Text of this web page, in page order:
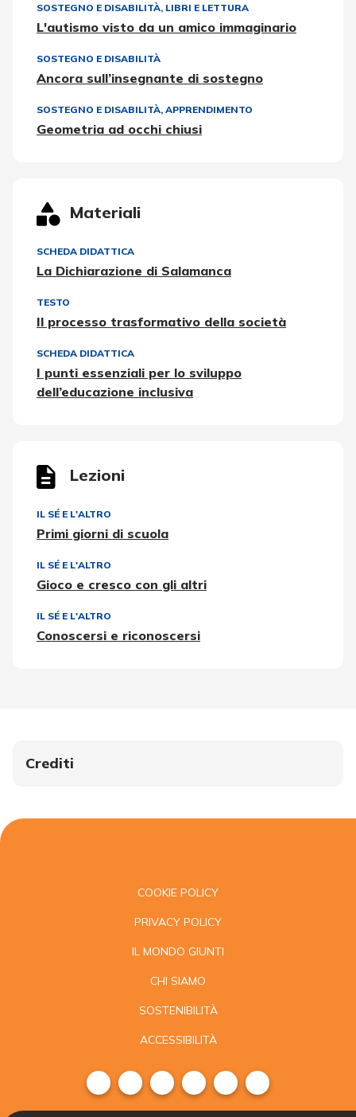
SOSTEGNO E DISABILITÀ, LIBRI E LETTURA
L'autismo visto da un amico immaginario
SOSTEGNO E DISABILITÀ
Ancora sull’insegnante di sostegno
SOSTEGNO E DISABILITÀ, APPRENDIMENTO
Geometria ad occhi chiusi
Materiali
SCHEDA DIDATTICA
La Dichiarazione di Salamanca
TESTO
Il processo trasformativo della società
SCHEDA DIDATTICA
I punti essenziali per lo sviluppo
dell’educazione inclusiva
Lezioni
IL SÉ E L'ALTRO
Primi giorni di scuola
IL SÉ E L'ALTRO
Gioco e cresco con gli altri
IL SÉ E L'ALTRO
Conoscersi e riconoscersi
Crediti
COOKIE POLICY
PRIVACY POLICY
IL MONDO GIUNTI
CHI SIAMO
SOSTENIBILITÀ
ACCESSIBILITÀ